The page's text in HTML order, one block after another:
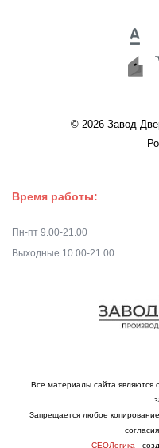
© 2026 Завод
Время работы:
Пн-пт 9.00-21.00
Выходные 10.00-21.00
Все материалы сайта являются
Запрещается любое
СЕОЛогика -